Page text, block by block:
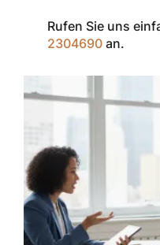
Zum Einlösen
geben Sie den
Warenkorb oder
an der Kasse
nur einmal pro
Kunde
einsetzbar und
nicht
kombinierbar mit
Rufen Sie uns
2304690 an.